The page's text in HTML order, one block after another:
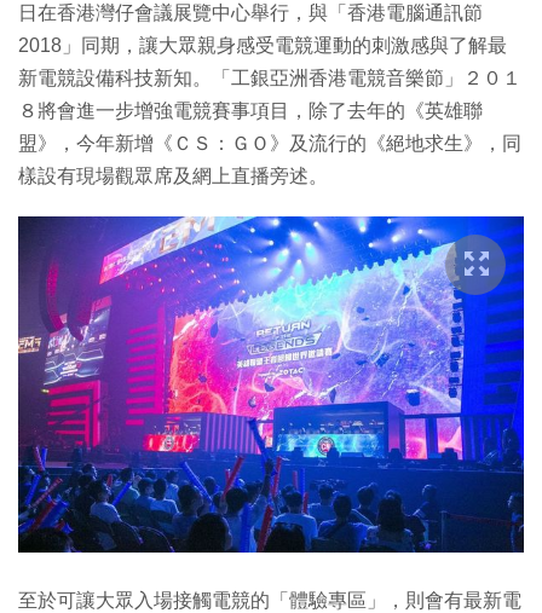
日在香港灣仔會議展覽中心舉行，與「香港電腦通訊節
2018」同期，讓大眾親身感受電競運動的刺激感與了解最
新電競設備科技新知。「工銀亞洲香港電競音樂節」２０１
８將會進一步增強電競賽事項目，除了去年的《英雄聯
盟》，今年新增《ＣＳ：ＧＯ》及流行的《絕地求生》，同
樣設有現場觀眾席及網上直播旁述。
至於可讓大眾入場接觸電競的「體驗專區」，則會有最新電